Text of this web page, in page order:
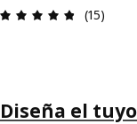
(15)
Diseña el